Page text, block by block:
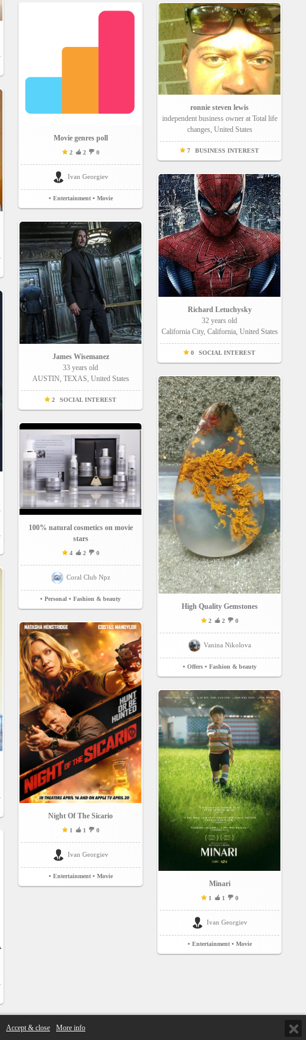
Accept & close More info
Movie genres poll
2 2 0
Ivan Georgiev
• Entertainment • Movie
James Wisemanez
33 years old
AUSTIN, TEXAS, United States
2 SOCIAL INTEREST
100% natural cosmetics on movie
stars
4 2 0
Coral Club Npz
• Personal • Fashion & beauty
Night Of The Sicario
1 1 0
Ivan Georgiev
• Entertainment • Movie
ronnie steven lewis
independent business owner at Total life
changes, United States
7 BUSINESS INTEREST
Richard Letuchysky
32 years old
California City, California, United States
0 SOCIAL INTEREST
High Quality Gemstones
2 2 0
Vanina Nikolova
• Offers • Fashion & beauty
Minari
1 1 0
Ivan Georgiev
• Entertainment • Movie